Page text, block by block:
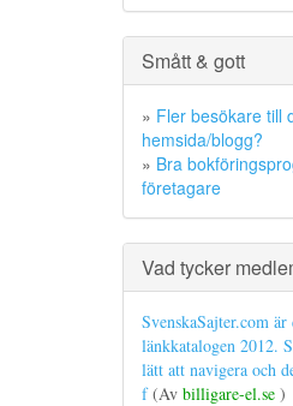
Smått & gott
» Fler besökare till
hemsida/blogg?
» Bra
företagare
Vad tycker
SvenskaSajter.com är
länkkatalogen 2012.
lätt att navigera och
f(Av billigare-el.se )